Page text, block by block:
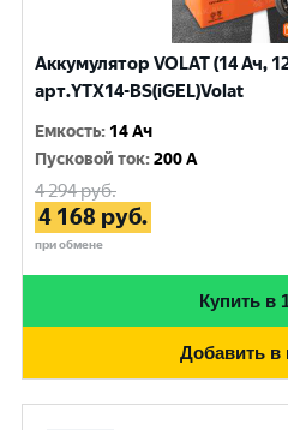
Аккумулятор VOLAT (14 Ач,
арт.YTX14-BS(iGEL)Volat
Емкость: 14 Ач
Пусковой ток:200 A
4 294руб.
4 168 руб.
при обмене
Купить в
Добавить в